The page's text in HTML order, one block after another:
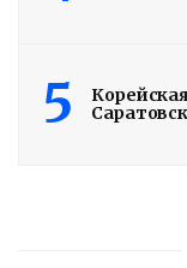
5